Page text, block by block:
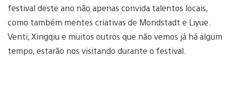
festival deste ano não apenas convida talentos locais,
como também mentes criativas de Mondstadt e Liyue.
Venti, Xingqiu e muitos outros que não vemos já há algum
tempo, estarão nos visitando durante o festival.